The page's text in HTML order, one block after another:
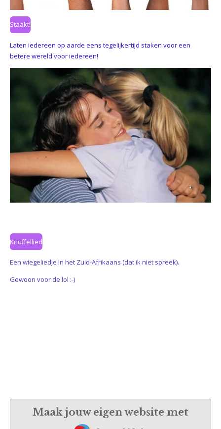
Staakt!
Laten iedereen op aarde eens tegelijkertijd staken voor een
betere wereld voor iedereen!
Knuffellied
Een wiegeliedje in het Zuid-Afrikaans (dat ik niet spreek).
Gewoon voor de lol :-)
Maak jouw eigen website met
JouwWeb